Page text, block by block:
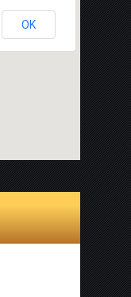
OK